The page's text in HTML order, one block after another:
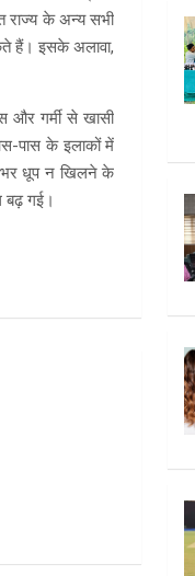
राज्य के अन्य सभी
हैं। इसके अलावा,
और गर्मी से खासी
पास के इलाकों में
धूप न खिलने के
बढ़ गई।